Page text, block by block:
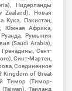
Нидерланды
Zealand), Новая
Кука, Пакистан,
Южная Африка,
Румыния
(Saudi Arabia),
Гренадины, Сент-
Синт-Мартен,
Соединенное
Kingdom of Great
Тимор (Тимор-
Таиланд